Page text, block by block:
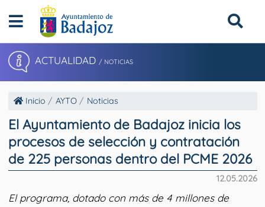
ACTUALIDAD / NOTICIAS
Inicio AYTO Noticias
El Ayuntamiento de Badajoz inicia los
procesos de selección y contratación
de 225 personas dentro del PCME 2026
12.05.2026
El programa, dotado con más de 4 millones de